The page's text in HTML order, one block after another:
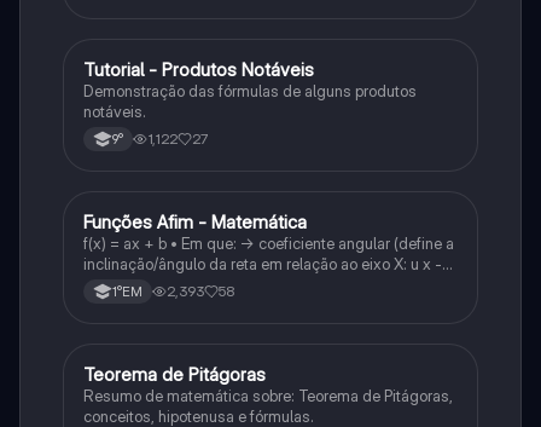
Matematica
Tutorial - Produtos Notáveis
Demonstração das fórmulas de alguns produtos
notáveis.
9° 1,122 27
Matematica
Funções Afim - Matemática
f(x) = ax + b • Em que: -> coeficiente angular (define a
inclinação/ângulo da reta em relação ao eixo X: u x -
variável: a b → coeficiente linear (valor que corta o
eixo y).
1°EM 2,393 58
Matematica
Teorema de Pitágoras
Resumo de matemática sobre: Teorema de Pitágoras,
conceitos, hipotenusa e fórmulas.